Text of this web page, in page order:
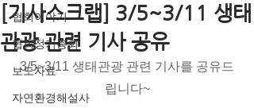
협회이야기
협회정기총회
보도자료
자연환경해설사
[기사스크랩] 3/5~3/11 생태
관광 관련 기사 공유
3/5~3/11 생태관광 관련 기사를 공유드
립니다~